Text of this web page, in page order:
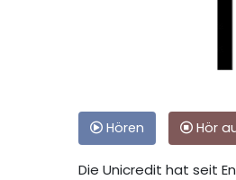
Hören Hör
Die Unicredit hat seit